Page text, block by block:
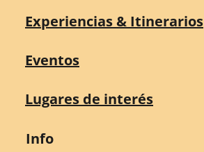
Experiencias & Itinerarios
Eventos
Lugares de interés
Info